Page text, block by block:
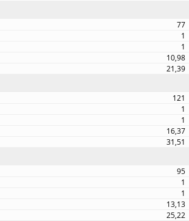
77
1
1
10,98
21,39
121
1
1
16,37
31,51
95
1
1
13,13
25,22